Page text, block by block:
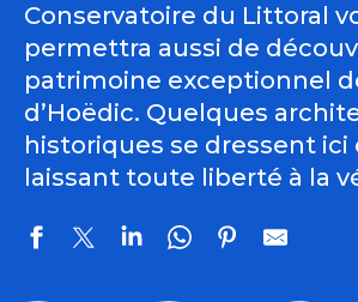
Conservatoire du Littoral
permettra aussi de
patrimoine exceptionnel
d’Hoëdic. Quelques
historiques se dressent ici
laissant toute liberté à la